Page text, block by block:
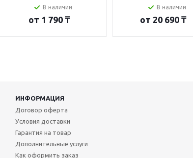
В наличии
от 1 790 ₸
В наличии
от 20 690 ₸
ИНФОРМАЦИЯ
Договор оферта
Условия доставки
Гарантия на товар
Дополнительные услуги
Как оформить заказ